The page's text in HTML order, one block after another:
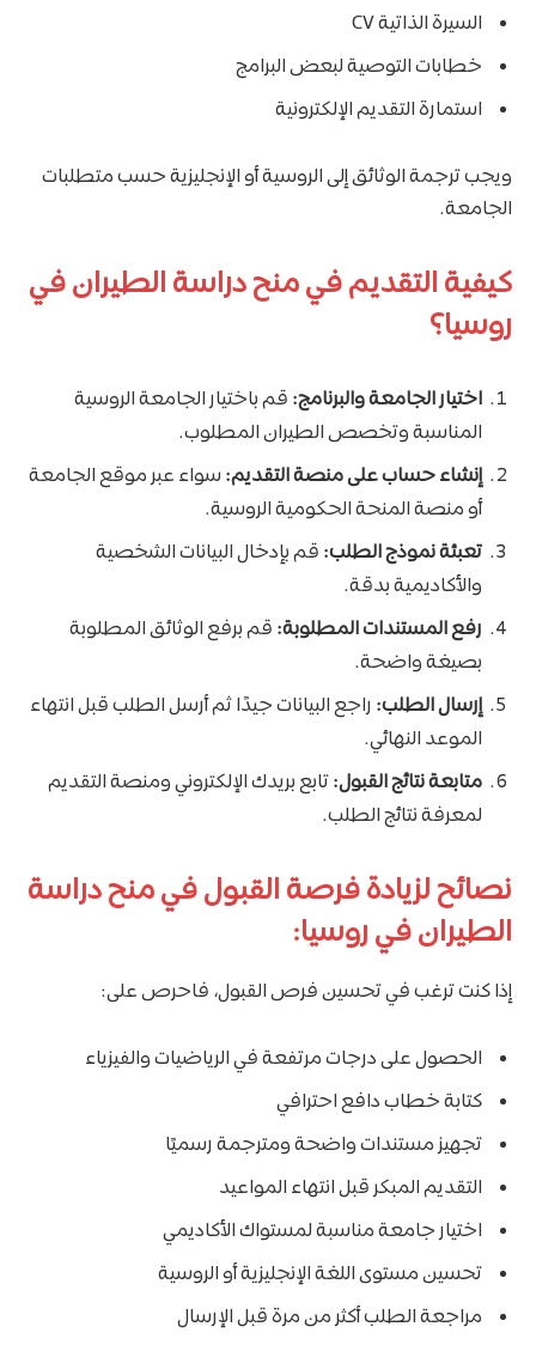
السيرة الذاتية CV
خطابات التوصية لبعض البرامج
استمارة التقديم الإلكترونية
ويجب ترجمة الوثائق إلى الروسية أو الإنجليزية حسب متطلبات
الجامعة.
كيفية التقديم في منح دراسة الطيران في
روسيا؟
اختيار الجامعة والبرنامج: قم باختيار الجامعة الروسية
المناسبة وتخصص الطيران المطلوب.
إنشاء حساب على منصة التقديم: سواء عبر موقع الجامعة
أو منصة المنحة الحكومية الروسية.
تعبئة نموذج الطلب: قم بإدخال البيانات الشخصية
والأكاديمية بدقة.
رفع المستندات المطلوبة: قم برفع الوثائق المطلوبة
بصيغة واضحة.
إرسال الطلب: راجع البيانات جيدًا ثم أرسل الطلب قبل انتهاء
الموعد النهائي.
متابعة نتائج القبول:تابع بريدك الإلكتروني ومنصة التقديم
لمعرفة نتائج الطلب.
نصائح لزيادة فرصة القبول في منح دراسة
الطيران في روسيا:
إذا كنت ترغب في تحسين فرص القبول، فاحرص على:
الحصول على درجات مرتفعة في الرياضيات والفيزياء
كتابة خطاب دافع احترافي
تجهيز مستندات واضحة ومترجمة رسميًا
التقديم المبكر قبل انتهاء المواعيد
اختيار جامعة مناسبة لمستواك الأكاديمي
تحسين مستوى اللغة الإنجليزية أو الروسية
مراجعة الطلب أكثر من مرة قبل الإرسال